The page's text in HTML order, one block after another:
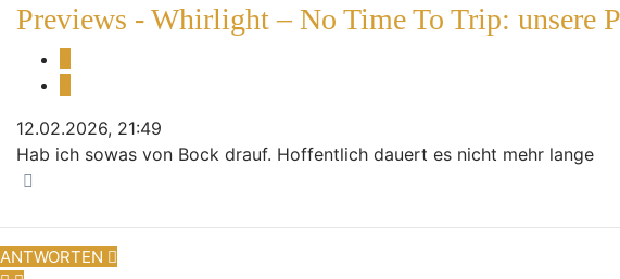
Previews - Whirlight – No Time To Trip: unsere
12.02.2026, 21:49
Hab ich sowas von Bock drauf. Hoffentlich dauert es nicht mehr lange
ANTWORTEN